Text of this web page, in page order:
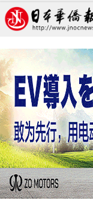
【日本文史漫
娘》里的秘密
蒋丰 特辑
日本华侨报 2024/10/28